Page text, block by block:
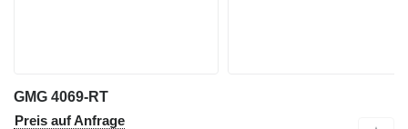
GMG 4069-RT
Preis auf Anfrage